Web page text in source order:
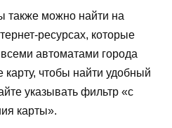
также можно найти на
ресурсах, которые
автоматами города
карту, чтобы найти удобный
указывать фильтр «с
карты».